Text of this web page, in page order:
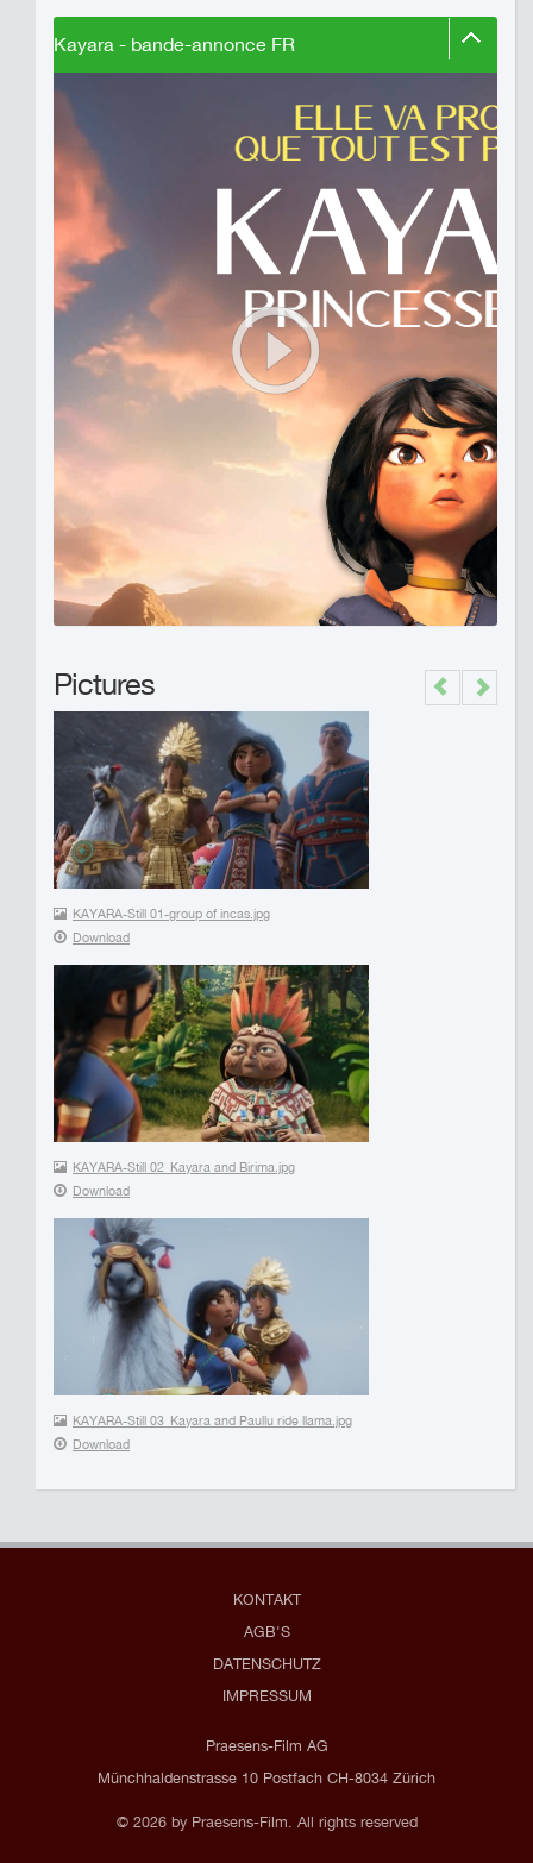
Kayara - bande-annonce FR
Pictures
KAYARA-Still 01-group of incas.jpg
Download
KAYARA-Still 02_Kayara and Birima.jpg
Download
KAYARA-Still 03_Kayara and Paullu ride llama.jpg
Download
Previous
Next
KONTAKT
AGB'S
DATENSCHUTZ
IMPRESSUM
Praesens-Film AG
Münchhaldenstrasse 10 Postfach CH-8034 Zürich
© 2026 by Praesens-Film. All rights reserved